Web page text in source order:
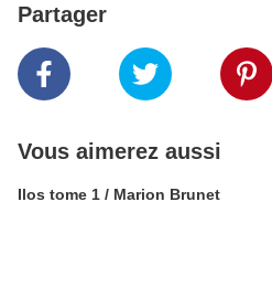
Partager
Vous aimerez aussi
Ilos tome 1 / Marion Brunet